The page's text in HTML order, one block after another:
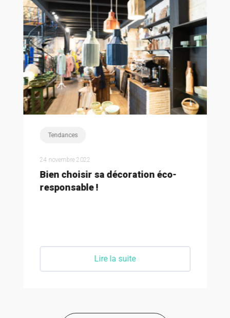
Tendances
24 novembre 2022
Bien choisir sa décoration éco-
responsable !
Lire la suite